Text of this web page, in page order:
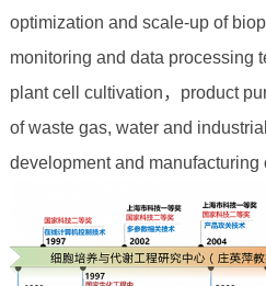
optimization and scale-up of
monitoring and data processing
plant cell cultivation，product
of waste gas, water and
development and manufacturing